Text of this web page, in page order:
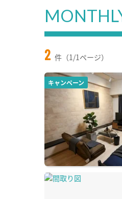
2 件（1/1ページ）
キャンペーン